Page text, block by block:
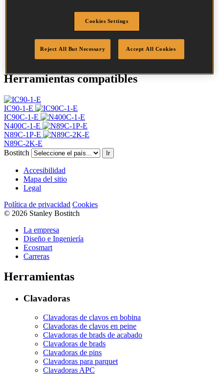
Roscado
Cantidad por
caja
Herramientas compatibles
IC90-1-E
IC90C-1-E
N400C-1-E
N89C-1P-E
N89C-2K-E
Bostitch
Ir
Accesibilidad
Mapa del sitio
Legal
Política de privacidad Cookies
© 2026 Stanley Bostitch
La empresa
Diseño e Ingeniería
Ecosmart
Carreras
Herramientas
Clavadoras
Clavadoras de clavos en bobina
Clavadoras de clavos en peine
Clavadoras de brads de acabado
Clavadoras de brads
Clavadoras de pins
Clavadoras para parquet
Clavadoras APC
Cookies Settings
Reject All But Necessary Accept All Cookies